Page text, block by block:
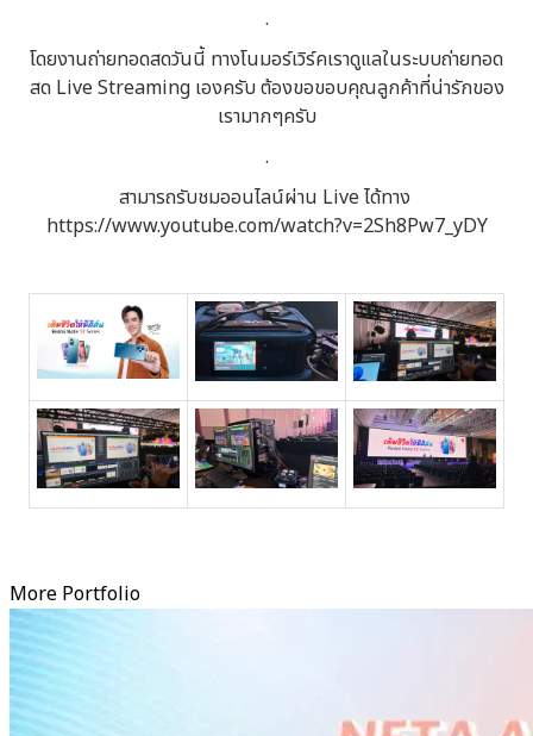
.
โดยงานถ่ายทอดสดวันนี้ ทางโนมอร์เวิร์คเราดูแลในระบบถ่ายทอด
สด Live Streaming เองครับ ต้องขอขอบคุณลูกค้าที่น่ารักของ
เรามากๆครับ
.
สามารถรับชมออนไลน์ผ่าน Live ได้ทาง
https://www.youtube.com/watch?v=2Sh8Pw7_yDY
More Portfolio